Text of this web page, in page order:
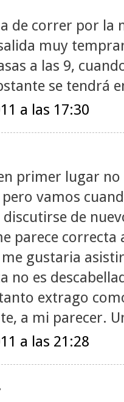
de correr por la
muy
a las 9,
se tendrá
a las 17:30
primer lugar
vamos
de
parece
gustaria
no es
extrago
a mi parecer.
a las 21:28